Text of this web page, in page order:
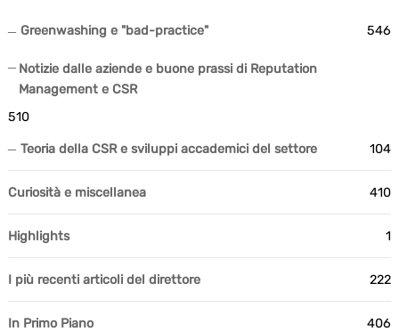
Greenwashing e "bad-practice" 546
Notizie dalle aziende e buone prassi di Reputation
Management e CSR
510
Teoria della CSR e sviluppi accademici del settore 104
Curiosità e miscellanea 410
Highlights 1
I più recenti articoli del direttore 222
In Primo Piano 406